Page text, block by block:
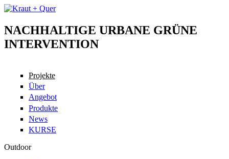
Skip to main content
Kraut + Quer
NACHHALTIGE URBANE GRÜNE
INTERVENTION
Projekte
Über
Angebot
Produkte
News
KURSE
Outdoor